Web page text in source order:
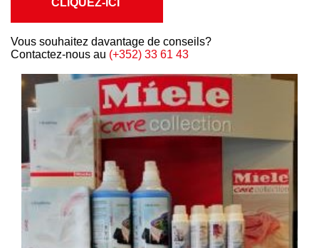
CLIQUEZ-ICI
Vous souhaitez davantage de conseils?
Contactez-nous au (+352) 33 61 43